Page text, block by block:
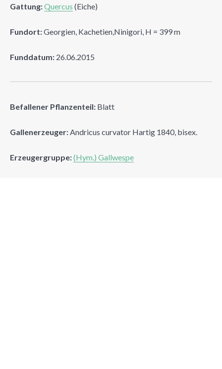
Gattung:Quercus (Eiche)
Fundort:Georgien, Kachetien,Ninigori, H = 399 m
Funddatum: 26.06.2015
Befallener Pflanzenteil: Blatt
Gallenerzeuger: Andricus curvator Hartig 1840, bisex.
Erzeugergruppe:(Hym.) Gallwespe